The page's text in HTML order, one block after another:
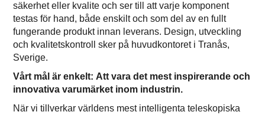
säkerhet eller kvalite och ser till att varje komponent
testas för hand, både enskilt och som del av en fullt
fungerande produkt innan leverans. Design, utveckling
och kvalitetskontroll sker på huvudkontoret i Tranås,
Sverige.
Vårt mål är enkelt: Att vara det mest inspirerande och
innovativa varumärket inom industrin.
När vi tillverkar världens mest intelligenta teleskopiska